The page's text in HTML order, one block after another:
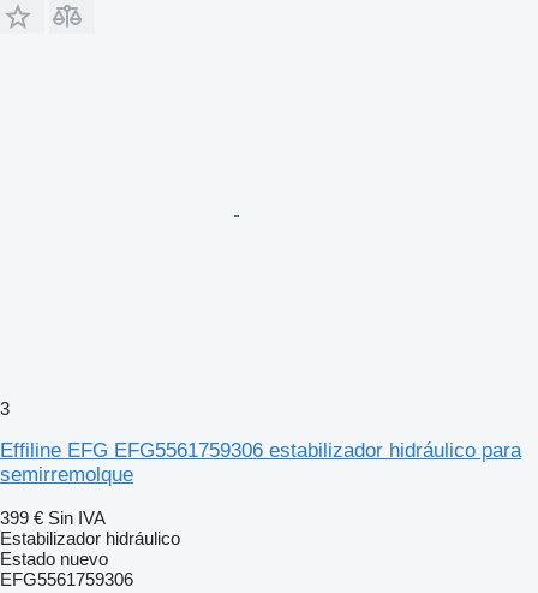
3
Effiline EFG EFG5561759306 estabilizador hidráulico para
semirremolque
399 € Sin IVA
Estabilizador hidráulico
Estado nuevo
EFG5561759306